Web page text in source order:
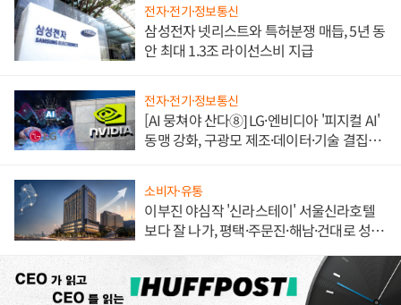
전자·전기·정보통신
삼성전자 넷리스트와 특허분쟁 매듭, 5년 동
안 최대 1.3조 라이선스비 지급
전자·전기·정보통신
[AI 뭉쳐야 산다⑧] LG·엔비디아 '피지컬 AI'
동맹 강화, 구광모 제조·데이터·기술 결집
소비자·유통
이부진 야심작 '신라스테이' 서울신라호텔
보다 잘 나가, 평택·주문진·해남·건대로 성